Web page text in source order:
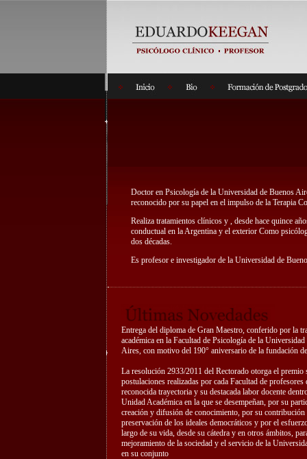
Doctor en Psicología de la Universidad de Buenos
reconocido por su papel en el impulso de la Terapia
Realiza tratamientos clínicos y , desde hace quince
conductual en la Argentina y el exterior Como
dos décadas.
Es profesor e investigador de la Universidad de
Entrega del diploma de Gran Maestro, conferido por la
académica en la Facultad de Psicología de la Universidad
Aires, con motivo del 190° aniversario de la fundación
La resolución 2933/2011 del Rectorado otorga el premio
postulaciones realizadas por cada Facultad de profesores
reconocida trayectoria y su destacada labor docente
Unidad Académica en la que se desempeñan, por su
creación y difusión de conocimiento, por su
preservación de los ideales democráticos y por el
largo de su vida, desde su cátedra y en otros ámbitos,
mejoramiento de la sociedad y el servicio de la
en su conjunto